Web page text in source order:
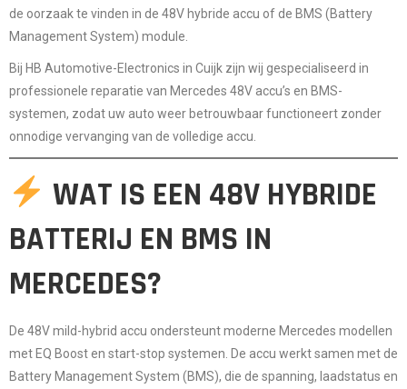
de oorzaak te vinden in de 48V hybride accu of de BMS (Battery
Management System) module
Bij HB Automotive-Electronics in Cuijk zijn wij gespecialiseerd in
professionele reparatie van Mercedes 48V accu’s en BMS-
systemen, zodat uw auto weer betrouwbaar functioneert zonder
onnodige vervanging van de volledige accu.
WAT IS EEN 48V HYBRIDE
BATTERIJ EN BMS IN
MERCEDES?
De 48V mild-hybrid accu ondersteunt moderne Mercedes modellen
met EQ Boost en start-stop systemen. De accu werkt samen met de
Battery Management System (BMS), die de spanning, laadstatus en